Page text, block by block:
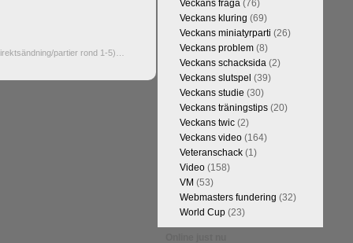
partier rond 1-5)…
Veckans fråga(76)
Veckans kluring (69)
Veckans miniatyrparti (26)
Veckans problem(8)
Veckans schacksida(2)
Veckans slutspel (39)
Veckans studie (30)
Veckans träningstips(20)
Veckans twic(2)
Veckans video(164)
Veteranschack(1)
Video(158)
VM (53)
Webmasters fundering (32)
World Cup(23)